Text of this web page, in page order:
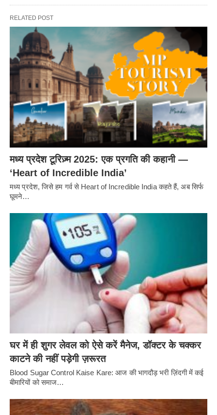
RELATED POST
मध्य प्रदेश टूरिज़्म 2025: एक प्रगति की कहानी —
‘Heart of Incredible India’
मध्य प्रदेश, जिसे हम गर्व से Heart of Incredible India कहते हैं, अब सिर्फ
घूमने…
घर में ही शुगर लेवल को ऐसे करें मैनेज, डॉक्टर के चक्कर
काटने की नहीं पड़ेगी ज़रूरत
Blood Sugar Control Kaise Kare: आज की भागदौड़ भरी ज़िंदगी में कई
बीमारियों को समाज…